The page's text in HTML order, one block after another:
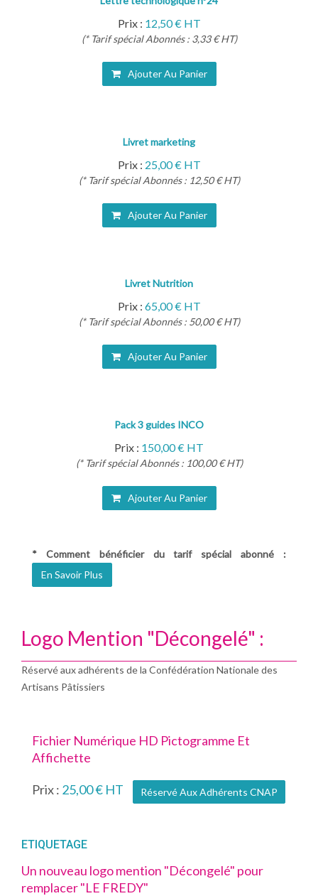
Prix : 12,50 € HT
(* Tarif spécial Abonnés : 3,33 € HT)
Ajouter Au Panier
Livret marketing
Prix : 25,00 € HT
(* Tarif spécial Abonnés : 12,50 € HT)
Ajouter Au Panier
Livret Nutrition
Prix : 65,00 € HT
(* Tarif spécial Abonnés : 50,00 € HT)
Ajouter Au Panier
Pack 3 guides INCO
Prix : 150,00 € HT
(* Tarif spécial Abonnés : 100,00 € HT)
Ajouter Au Panier
* Comment bénéficier du tarif spécial abonné :
En Savoir Plus
Logo Mention "Décongelé" :
Réservé aux adhérents de la Confédération Nationale des
Artisans Pâtissiers
Fichier Numérique HD Pictogramme Et
Affichette
Prix : 25,00 € HT Réservé Aux Adhérents CNAP
ETIQUETAGE
Un nouveau logo mention "Décongelé" pour
remplacer "LE FREDY"